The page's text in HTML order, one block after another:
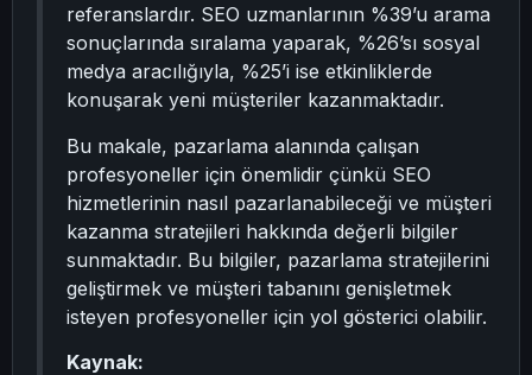
referanslardır. SEO uzmanlarının %39’u arama
sonuçlarında sıralama yaparak, %26’sı sosyal
medya aracılığıyla, %25’i ise etkinliklerde
konuşarak yeni müşteriler kazanmaktadır.
Bu makale, pazarlama alanında çalışan
profesyoneller için önemlidir çünkü SEO
hizmetlerinin nasıl pazarlanabileceği ve müşteri
kazanma stratejileri hakkında değerli bilgiler
sunmaktadır. Bu bilgiler, pazarlama stratejilerini
geliştirmek ve müşteri tabanını genişletmek
isteyen profesyoneller için yol gösterici olabilir.
Kaynak: